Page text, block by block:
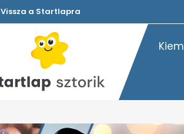
Vissza a Startlapra